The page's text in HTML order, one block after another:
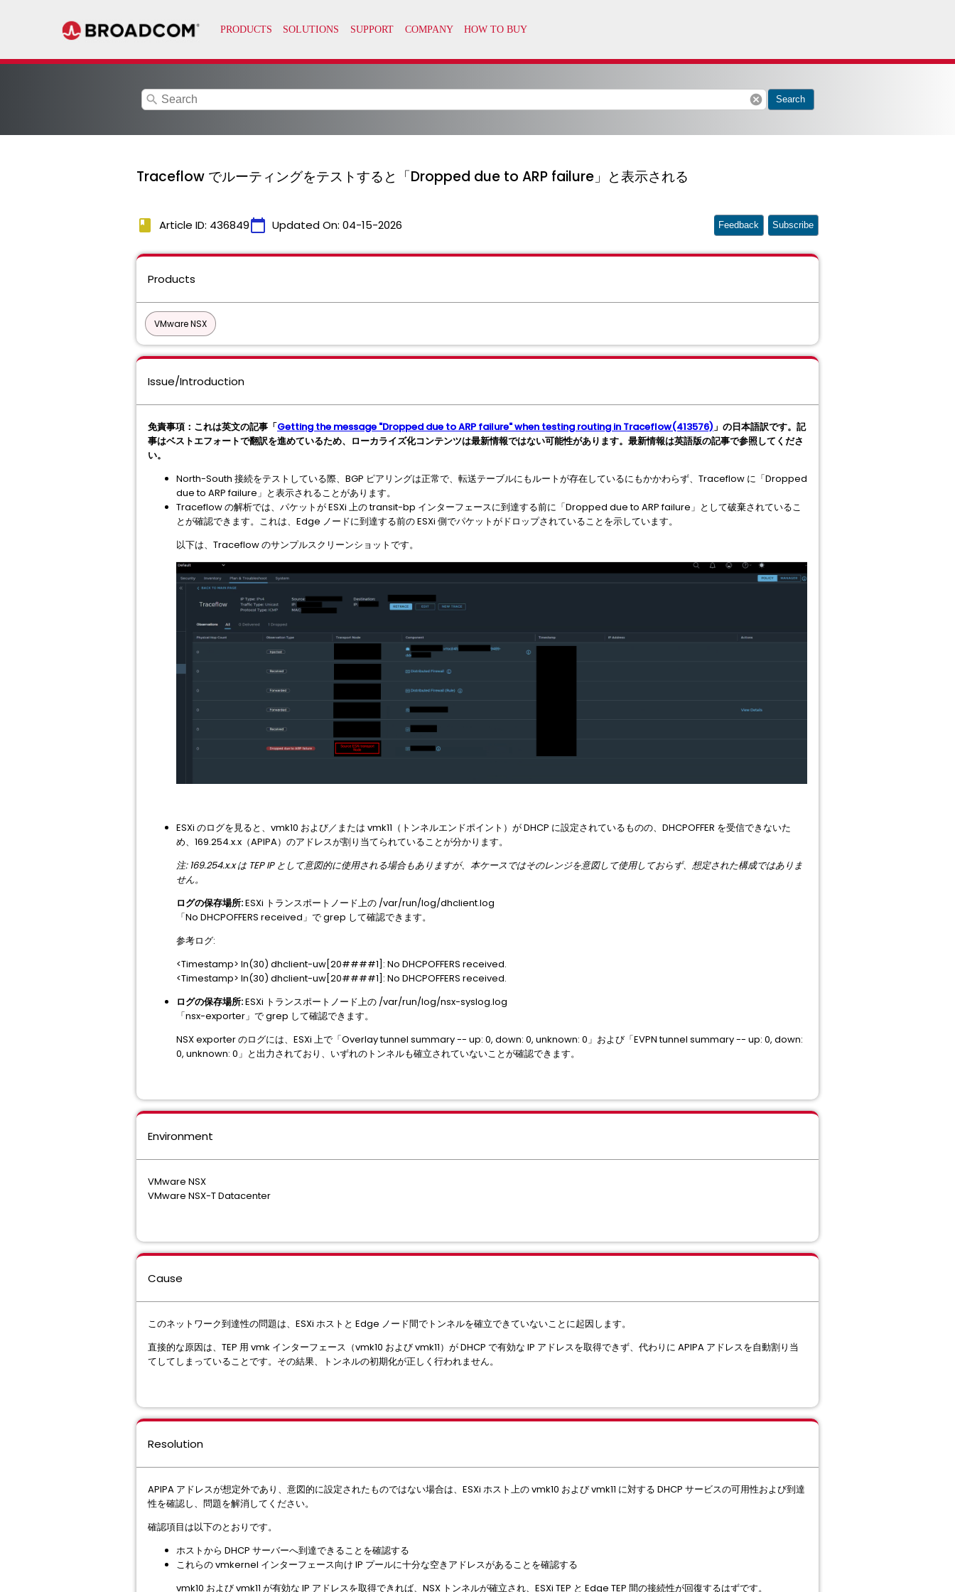
search cancel Search
Traceflow でルーティングをテストすると「Dropped due to ARP failure」と表示される
book Article ID: 436849calendar_today Updated On: 04-15-2026 Feedback Subscribe
Products
VMware NSX
Issue/Introduction
免責事項：これは英文の記事「Getting the message "Dropped due to ARP failure" when testing routing in Traceflow(413576)」の日本語訳です。記
事はベストエフォートで翻訳を進めているため、ローカライズ化コンテンツは最新情報ではない可能性があります。最新情報は英語版の記事で参照してくださ
い。
North-South 接続をテストしている際、BGP ピアリングは正常で、転送テーブルにもルートが存在しているにもかかわらず、Traceflow に「Dropped
due to ARP failure」と表示されることがあります。
Traceflow の解析では、パケットが ESXi 上の transit-bp インターフェースに到達する前に「Dropped due to ARP failure」として破棄されているこ
とが確認できます。これは、Edge ノードに到達する前の ESXi 側でパケットがドロップされていることを示しています。
以下は、Traceflow のサンプルスクリーンショットです。
ESXi のログを見ると、vmk10 および／または vmk11（トンネルエンドポイント）が DHCP に設定されているものの、DHCPOFFER を受信できないた
め、169.254.x.x（APIPA）のアドレスが割り当てられていることが分かります。
注: 169.254.x.x は TEP IP として意図的に使用される場合もありますが、本ケースではそのレンジを意図して使用しておらず、想定された構成ではありま
せん。
ログの保存場所:ESXi トランスポートノード上の /var/run/log/dhclient.log
「No DHCPOFFERS received」で grep して確認できます。
参考ログ:
<Timestamp> In(30) dhclient-uw[20####1]: No DHCPOFFERS received.
<Timestamp> In(30) dhclient-uw[20####1]: No DHCPOFFERS received.
ログの保存場所:ESXi トランスポートノード上の /var/run/log/nsx-syslog.log
「nsx-exporter」で grep して確認できます。
NSX exporter のログには、ESXi 上で「Overlay tunnel summary -- up: 0, down: 0, unknown: 0」および「EVPN tunnel summary -- up: 0, down:
0, unknown: 0」と出力されており、いずれのトンネルも確立されていないことが確認できます。
Environment
VMware NSX
VMware NSX-T Datacenter
Cause
このネットワーク到達性の問題は、ESXi ホストと Edge ノード間でトンネルを確立できていないことに起因します。
直接的な原因は、TEP 用 vmk インターフェース（vmk10 および vmk11）が DHCP で有効な IP アドレスを取得できず、代わりに APIPA アドレスを自動割り当
てしてしまっていることです。その結果、トンネルの初期化が正しく行われません。
Resolution
APIPA アドレスが想定外であり、意図的に設定されたものではない場合は、ESXi ホスト上の vmk10 および vmk11 に対する DHCP サービスの可用性および到達
性を確認し、問題を解消してください。
確認項目は以下のとおりです。
ホストから DHCP サーバーへ到達できることを確認する
これらの vmkernel インターフェース向け IP プールに十分な空きアドレスがあることを確認する
vmk10 および vmk11 が有効な IP アドレスを取得できれば、NSX トンネルが確立され、ESXi TEP と Edge TEP 間の接続性が回復するはずです。